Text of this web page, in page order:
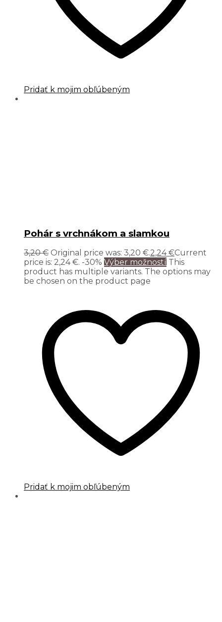
Pridať k mojim obľúbeným
Pohár s vrchnákom a slamkou
3,20€ Original price was: 3,20 €.2,24€Current
price is: 2,24 €. -30% Výber možností This
product has multiple variants. The options may
be chosen on the product page
Pridať k mojim obľúbeným